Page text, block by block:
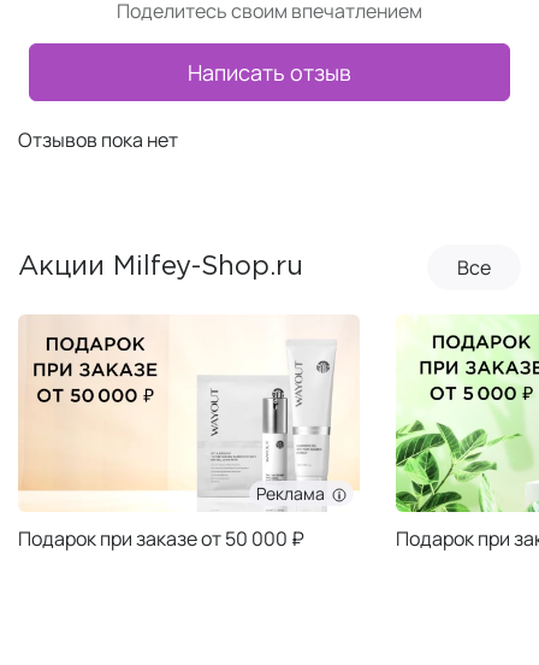
Поделитесь своим впечатлением
Написать отзыв
Отзывов пока нет
Акции Milfey-Shop.ru Все
Реклама
Подарок при заказе от 50 000 ₽ Подарок при